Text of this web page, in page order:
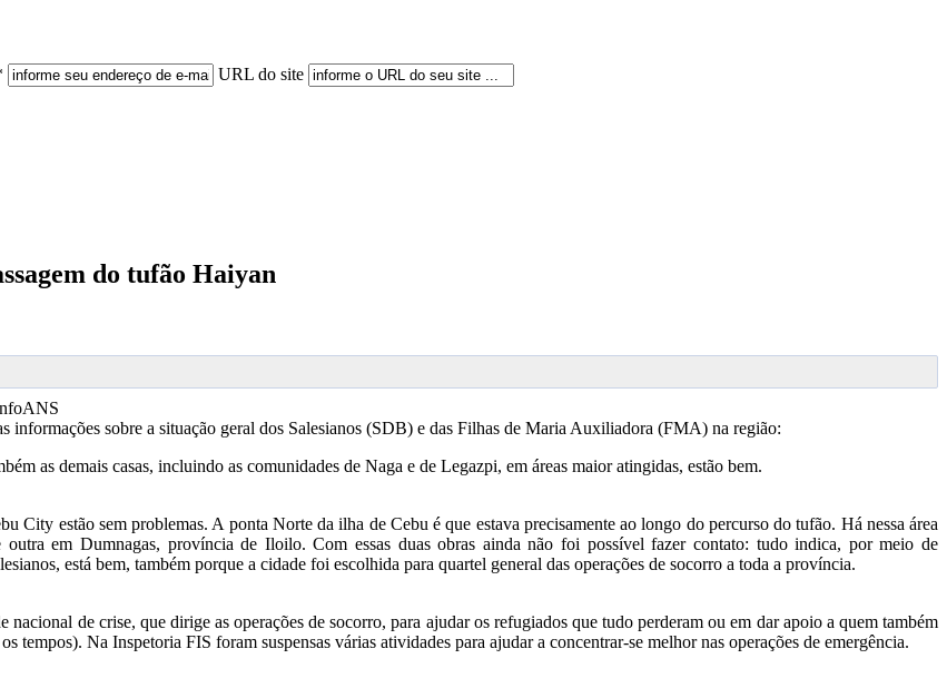
URL do site
do tufão Haiyan
informações sobre a situação geral dos Salesianos (SDB) e das Filhas de Maria Auxiliadora (FMA) na região:
as demais casas, incluindo as comunidades de Naga e de Legazpi, em áreas maior atingidas, estão bem.
City estão sem problemas. A ponta Norte da ilha de Cebu é que estava precisamente ao longo do percurso do tufão. Há nessa área
em Dumnagas, província de Iloilo. Com essas duas obras ainda não foi possível fazer contato: tudo indica, por meio de
está bem, também porque a cidade foi escolhida para quartel general das operações de socorro a toda a província.
de crise, que dirige as operações de socorro, para ajudar os refugiados que tudo perderam ou em dar apoio a quem também
Na Inspetoria FIS foram suspensas várias atividades para ajudar a concentrar-se melhor nas operações de emergência.